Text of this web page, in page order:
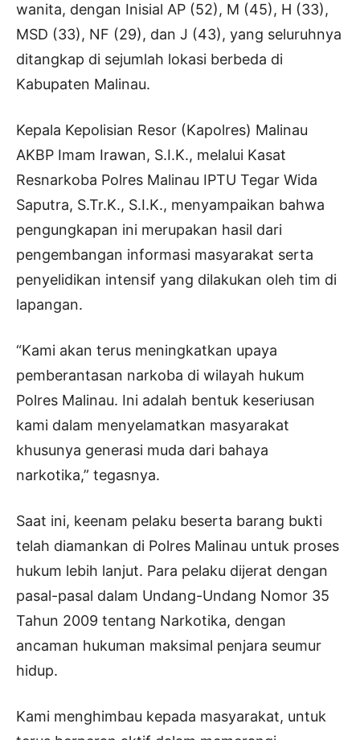
wanita, dengan Inisial AP (52), M (45), H (33),
MSD (33), NF (29), dan J (43), yang seluruhnya
ditangkap di sejumlah lokasi berbeda di
Kabupaten Malinau.
Kepala Kepolisian Resor (Kapolres) Malinau
AKBP Imam Irawan, S.I.K., melalui Kasat
Resnarkoba Polres Malinau IPTU Tegar Wida
Saputra, S.Tr.K., S.I.K., menyampaikan bahwa
pengungkapan ini merupakan hasil dari
pengembangan informasi masyarakat serta
penyelidikan intensif yang dilakukan oleh tim di
lapangan.
“Kami akan terus meningkatkan upaya
pemberantasan narkoba di wilayah hukum
Polres Malinau. Ini adalah bentuk keseriusan
kami dalam menyelamatkan masyarakat
khusunya generasi muda dari bahaya
narkotika,” tegasnya.
Saat ini, keenam pelaku beserta barang bukti
telah diamankan di Polres Malinau untuk proses
hukum lebih lanjut. Para pelaku dijerat dengan
pasal-pasal dalam Undang-Undang Nomor 35
Tahun 2009 tentang Narkotika, dengan
ancaman hukuman maksimal penjara seumur
hidup.
Kami menghimbau kepada masyarakat, untuk